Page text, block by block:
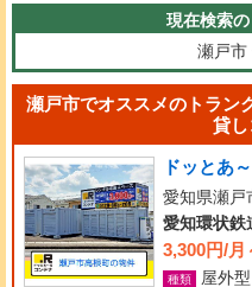
現在検索
瀬戸市
瀬戸市でオススメのトラン
貸
ドッとあ
愛知県瀬戸
愛知環状鉄
3,300円/月
種類 屋外型